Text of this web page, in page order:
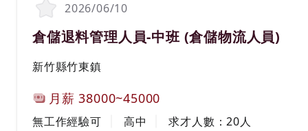
堆高機等2026/06/10
職務名稱(職業類別)
倉儲退料管理人員-中班 (倉儲物流人員)
新竹縣竹東鎮
月薪 38000~45000
工作經驗
無工作經驗可 高中 求才人數：20人